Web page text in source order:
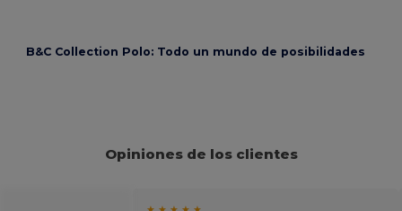
B&C Collection Polo: Todo un mundo de posibilidades
Opiniones de los clientes